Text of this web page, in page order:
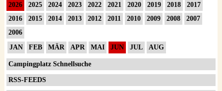
2026 2025 2024 2023 2022 2021 2020 2019 2018
2017
2016
2015 2014 2013 2012 2011 2010 2009 2008
2007
2006
JAN
FEB MÄR APR MAI JUN JUL AUG
Campingplatz Schnellsuche
RSS-FEEDS